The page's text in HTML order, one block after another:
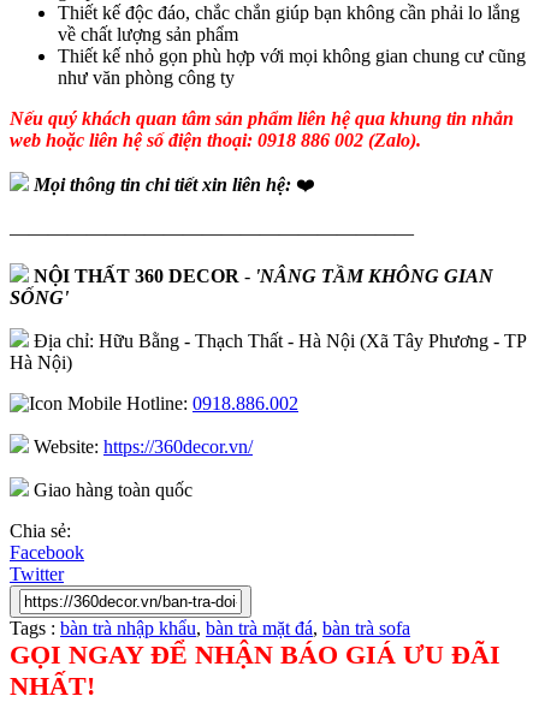
Thiết kế độc đáo, chắc chắn giúp bạn không cần phải lo lắng
về chất lượng sản phẩm
Thiết kế nhỏ gọn phù hợp với mọi không gian chung cư cũng
như văn phòng công ty
Nếu quý khách quan tâm sản phẩm liên hệ qua khung tin nhắn
web hoặc liên hệ số điện thoại: 0918 886 002 (Zalo).
Mọi thông tin chi tiết xin liên hệ: ❤️
—————————————————————
NỘI THẤT 360 DECOR - 'NÂNG TẦM KHÔNG GIAN
SỐNG'
Địa chỉ: Hữu Bằng - Thạch Thất - Hà Nội (Xã Tây Phương - TP
Hà Nội)
Hotline: 0918.886.002
Website: https://360decor.vn/
Giao hàng toàn quốc
Chia sẻ:
Facebook
Twitter
Tags : bàn trà nhập khẩu, bàn trà mặt đá, bàn trà sofa
GỌI NGAY ĐỂ NHẬN BÁO GIÁ ƯU ĐÃI
NHẤT!